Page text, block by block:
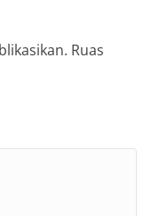
Ruas